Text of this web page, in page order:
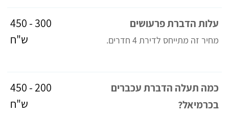
עלות הדברת פרעושים
מחיר זה מתייחס לדירת 4 חדרים.
300 - 450
ש"ח
כמה תעלה הדברת עכברים
בכרמיאל?
200 - 450
ש"ח